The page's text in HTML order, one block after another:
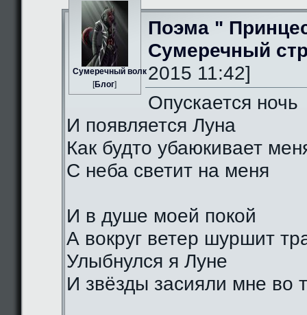
Сумеречный волк
[Блог]
Поэма "
Сумеречный
2015 11:42]
Опускается ночь
И появляется Луна
Как будто убаюкивает
С неба светит на меня
И в душе моей покой
А вокруг ветер шуршит
Улыбнулся я Луне
И звёзды засияли мне во